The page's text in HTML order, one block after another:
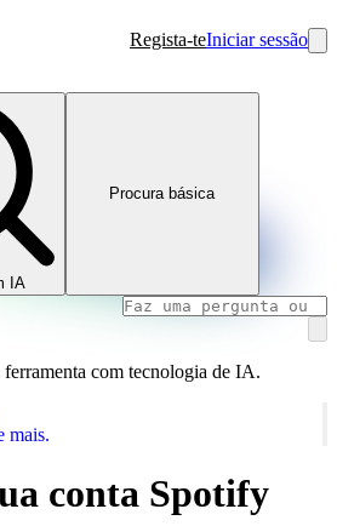
Regista-teIniciar sessão
IA
Procura básica
com tecnologia de IA.
mais.
conta Spotify